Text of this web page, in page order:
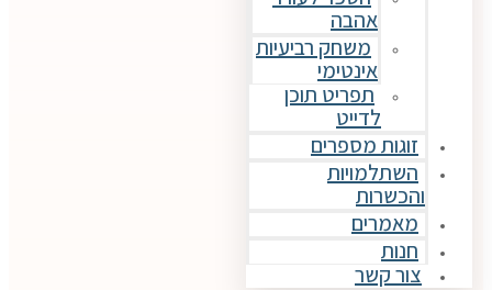
אהבה
משחק רביעיות
אינטימי
תפריט תוכן
לדייט
זוגות מספרים
השתלמויות
והכשרות
מאמרים
חנות
צור קשר